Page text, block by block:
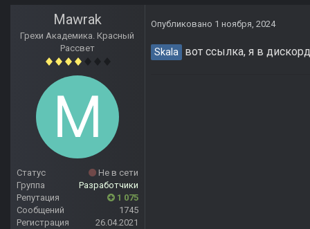
Mawrak
Грехи Академика. Красный
Рассвет
Статус
Не в сети
Группа
Разработчики
Репутация
1 075
Сообщений
1745
Регистрация
26.04.2021
Опубликовано 1 ноября, 2024
Skala вот ссылка, я в